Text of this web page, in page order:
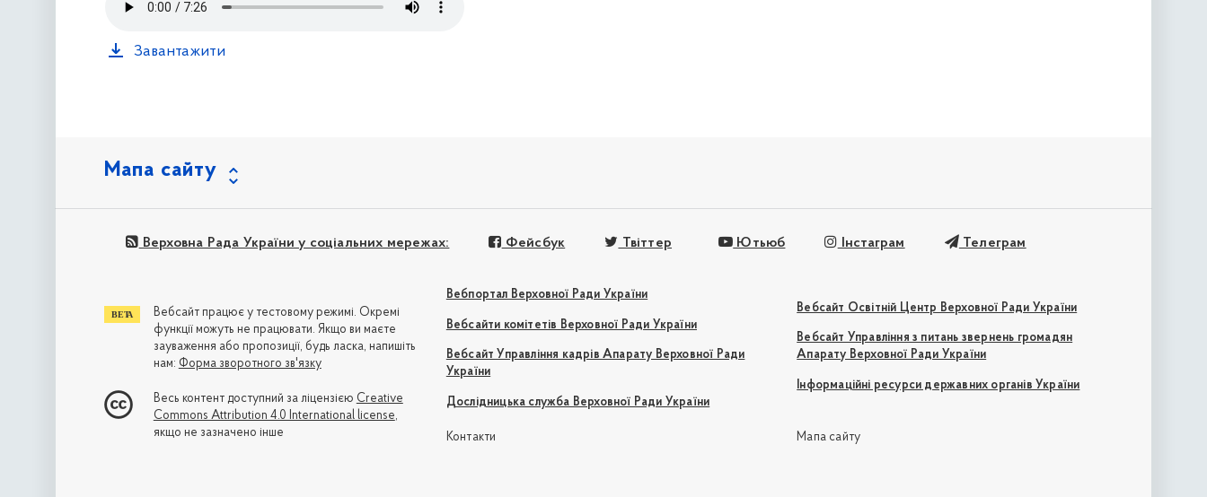
Завантажити
Мапа сайту
Верховна Рада України у соціальних мережах: Фейсбук Твіттер Ютьюб Інстаграм Телеграм
Вебпортал Верховної Ради України
Вебсайти комітетів Верховної Ради України
Вебсайт Управління кадрів Апарату Верховної Ради
України
Дослідницька служба Верховної Ради України
Вебсайт Освітній Центр Верховної Ради України
Вебсайт Управління з питань звернень громадян
Апарату Верховної Ради України
Інформаційні ресурси державних органів України
Контакти Мапа сайту
Вебсайт працює у тестовому режимі. Окремі
функції можуть не працювати. Якщо ви маєте
зауваження або пропозиції, будь ласка, напишіть
нам: Форма зворотного зв'язку
Весь контент доступний за ліцензією Creative
Commons Attribution 4.0 International license,
якщо не зазначено інше